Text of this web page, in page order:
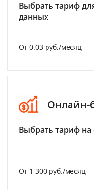
Выбрать тариф
данных
От 0.03 руб./месяц
Онлайн-
Выбрать тариф на
От 1 300 руб./месяц